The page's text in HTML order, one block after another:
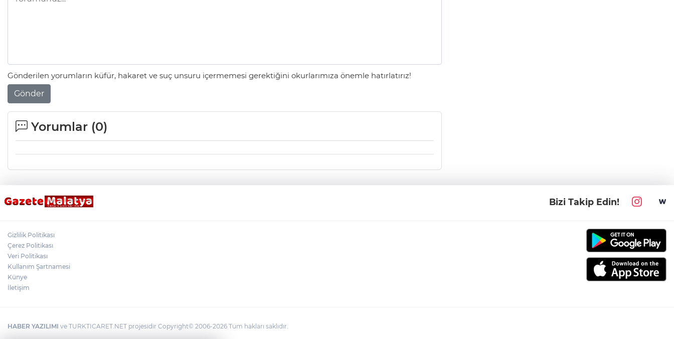
Gönderilen yorumların küfür, hakaret ve suç unsuru içermemesi gerektiğini okurlarımıza önemle hatırlatırız!
Gönder
Yorumlar (0)
Bizi Takip Edin!
Gizlilik Politikası
Çerez Politikası
Veri Politikası
Kullanım Şartnamesi
Künye
İletişim
HABER YAZILIMI ve TURKTICARET.NET projesidir Copyright© 2006-2026 Tüm hakları saklıdır.